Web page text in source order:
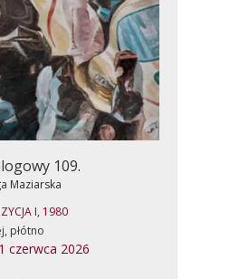
109.
Maziarska
I, 1980
płótno
czerwca 2026